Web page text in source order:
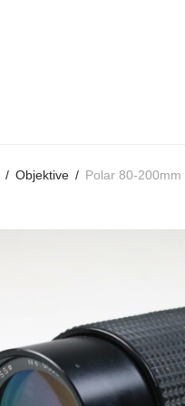
/ Objektive / Polar 80-